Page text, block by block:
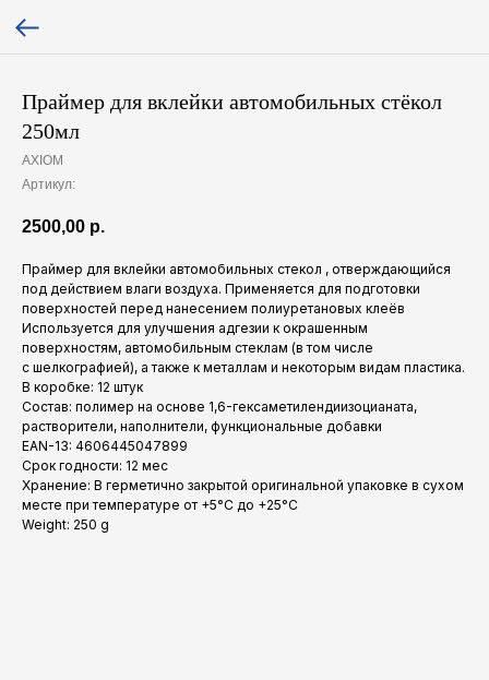
Праймер для вклейки автомобильных стёкол
250мл
AXIOM
Артикул:
2500,00 р.
Праймер для вклейки автомобильных стекол , отверждающийся
под действием влаги воздуха. Применяется для подготовки
поверхностей перед нанесением полиуретановых клеёв
Используется для улучшения адгезии к окрашенным
поверхностям, автомобильным стеклам (в том числе
с шелкографией), а также к металлам и некоторым видам пластика.
В коробке: 12 штук
Состав: полимер на основе 1,6-гексаметилендиизоцианата,
растворители, наполнители, функциональные добавки
EAN-13: 4606445047899
Срок годности: 12 мес
Хранение: В герметично закрытой оригинальной упаковке в сухом
месте при температуре от +5°С до +25°С
Weight: 250 g